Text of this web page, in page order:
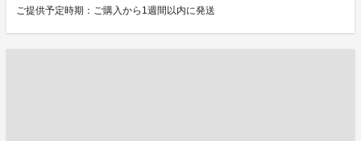
ご提供予定時期：ご購入から1週間以内に発送